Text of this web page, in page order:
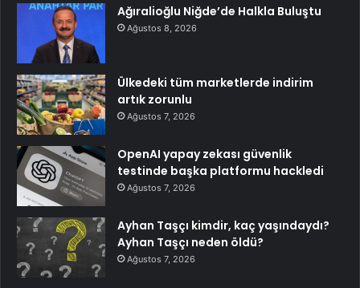
Ağıralioğlu Niğde’de Halkla Buluştu
Ağustos 8, 2026
Ülkedeki tüm marketlerde indirim
artık zorunlu
Ağustos 7, 2026
OpenAI yapay zekası güvenlik
testinde başka platformu hackledi
Ağustos 7, 2026
Ayhan Taşçı kimdir, kaç yaşındaydı?
Ayhan Taşçı neden öldü?
Ağustos 7, 2026